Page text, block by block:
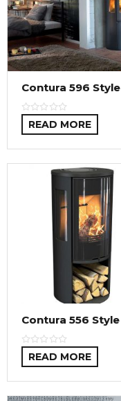
Contura 596 Style
READ MORE
Contura 556 Style
READ MORE